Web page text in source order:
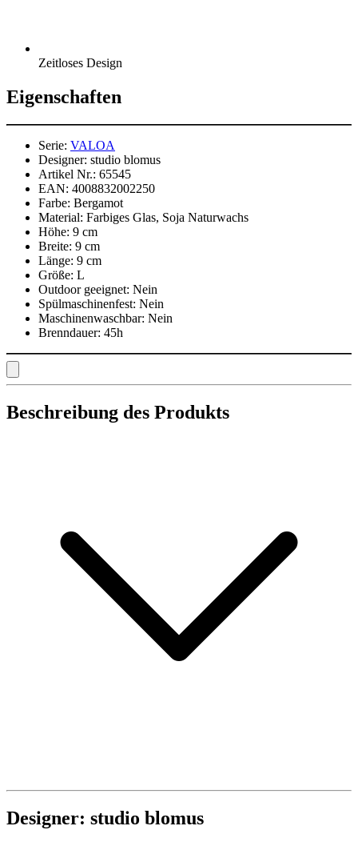
Zeitloses Design
Eigenschaften
Serie: VALOA
Designer: studio blomus
Artikel Nr.: 65545
EAN: 4008832002250
Farbe: Bergamot
Material: Farbiges Glas, Soja Naturwachs
Höhe: 9 cm
Breite: 9 cm
Länge: 9 cm
Größe: L
Outdoor geeignet: Nein
Spülmaschinenfest: Nein
Maschinenwaschbar: Nein
Brenndauer: 45h
Beschreibung des Produkts
Designer: studio blomus